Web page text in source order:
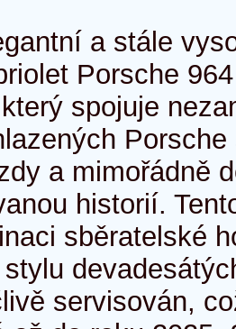
a stále
Porsche
spojuje
a mimořádně
historií.
sběratelské
servisován,